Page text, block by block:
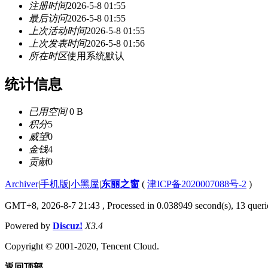
注册时间2026-5-8 01:55
最后访问2026-5-8 01:55
上次活动时间2026-5-8 01:55
上次发表时间2026-5-8 01:56
所在时区使用系统默认
统计信息
已用空间0 B
积分5
威望0
金钱4
贡献0
Archiver|手机版|小黑屋|东丽之窗 ( 津ICP备2020007088号-2 )
GMT+8, 2026-8-7 21:43 , Processed in 0.038949 second(s), 13
Powered by Discuz! X3.4
Copyright © 2001-2020, Tencent Cloud.